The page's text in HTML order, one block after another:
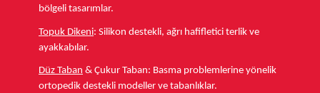
bölgeli tasarımlar.
Topuk Dikeni: Silikon destekli, ağrı hafifletici terlik ve
ayakkabılar.
Düz Taban & Çukur Taban: Basma problemlerine yönelik
ortopedik destekli modeller ve tabanlıklar.